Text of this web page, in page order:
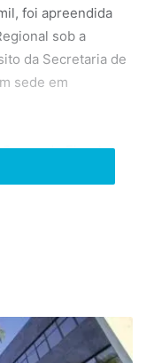
foi apreendida
sob a
da Secretaria de
sede em
Fiscal da
do
em ICMS R$
(16) nos cofres